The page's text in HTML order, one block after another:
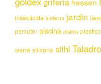
insecticida invierno jardin
percutor piscina pistola plastico
sierra silicona stihl Taladro